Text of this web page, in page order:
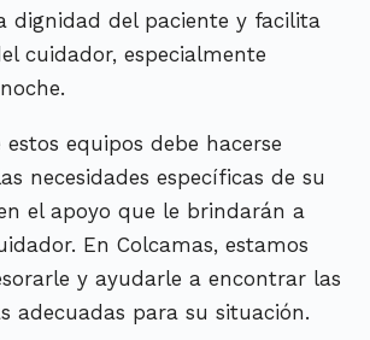
dignidad del paciente y facilita
cuidador, especialmente
equipos debe hacerse
necesidades específicas de su
el apoyo que le brindarán a
En Colcamas, estamos
y ayudarle a encontrar las
adecuadas para su situación.